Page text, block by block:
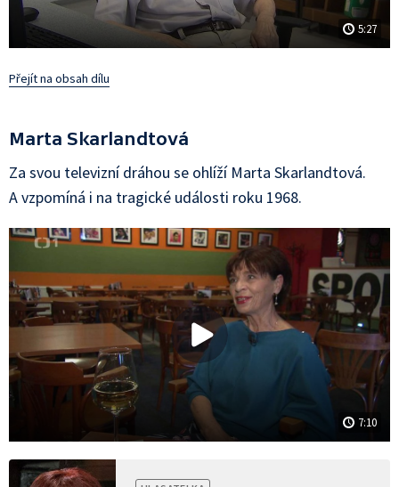
5:27
Přejít na obsah dílu
Marta Skarlandtová
Za svou televizní dráhou se ohlíží Marta Skarlandtová.
A vzpomíná i na tragické události roku 1968.
7:10